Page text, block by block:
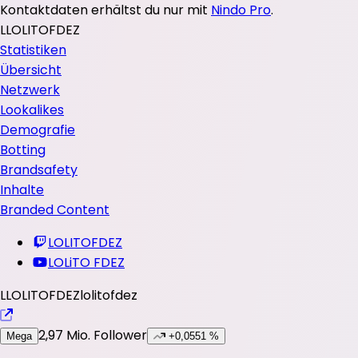
Kontaktdaten erhältst du nur mit Nindo Pro.
LLOLITOFDEZ
Statistiken
Übersicht
Netzwerk
Lookalikes
Demografie
Botting
Brandsafety
Inhalte
Branded Content
LOLITOFDEZ
LOLiTO FDEZ
LLOLITOFDEZlolitofdez
Mega 2,97 Mio. Follower +0,0551 %